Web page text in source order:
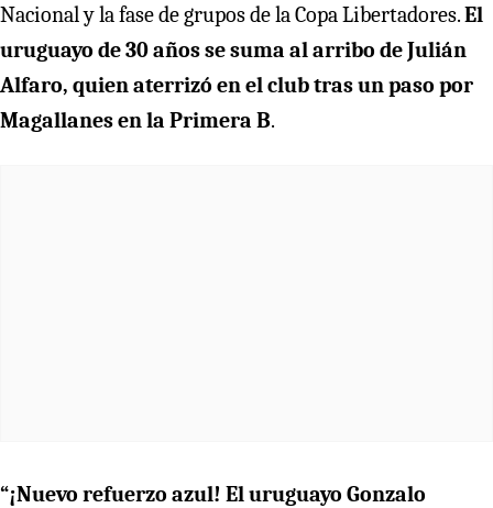
Nacional y la fase de grupos de la Copa Libertadores.El
uruguayo de 30 años se suma al arribo de Julián
Alfaro, quien aterrizó en el club tras un paso por
Magallanes en la Primera B.
“¡Nuevo refuerzo azul! El uruguayo Gonzalo